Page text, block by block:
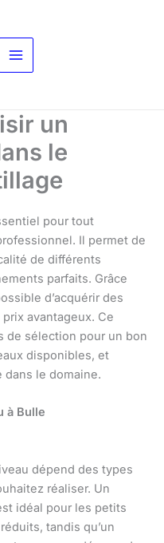
un
le
pour tout
Il permet de
de différents
parfaits. Grâce
d’acquérir des
avantageux. Ce
de sélection pour un bon
disponibles, et
le domaine.
à Bulle
dépend des types
réaliser. Un
idéal pour les petits
tandis qu’un